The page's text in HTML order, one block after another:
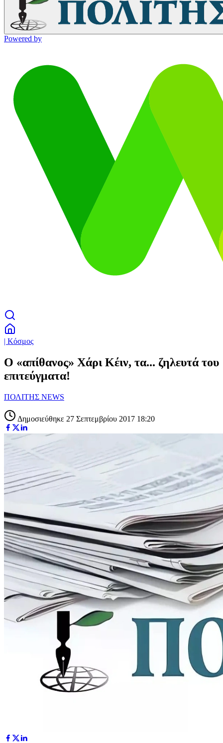
Powered by
| Κόσμος
Ο «απίθανος» Χάρι Κέιν, τα... ζηλευτά του
επιτεύγματα!
ΠΟΛΙΤΗΣ NEWS
Δημοσιεύθηκε 27 Σεπτεμβρίου 2017 18:20